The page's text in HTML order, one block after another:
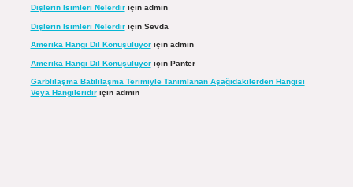
Dişlerin Isimleri Nelerdiriçin admin
Dişlerin Isimleri Nelerdiriçin Sevda
Amerika Hangi Dil Konuşuluyoriçin admin
Amerika Hangi Dil Konuşuluyoriçin Panter
Garblılaşma Batılılaşma Terimiyle Tanımlanan Aşağıdakilerden Hangisi
Veya Hangileridiriçin admin